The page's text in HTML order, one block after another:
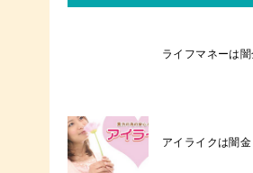
ライフマネーは闇
アイライクは闇